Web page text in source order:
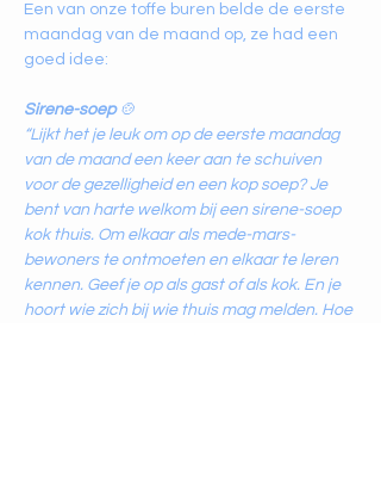
Een van onze toffe buren belde de eerste
maandag van de maand op, ze had een
goed idee:
Sirene-soep 🍲
“Lijkt het je leuk om op de eerste maandag
van de maand een keer aan te schuiven
voor de gezelligheid en een kop soep? Je
bent van harte welkom bij een sirene-soep
kok thuis. Om elkaar als mede-mars-
bewoners te ontmoeten en elkaar te leren
kennen. Geef je op als gast of als kok. En je
hoort wie zich bij wie thuis mag melden. Hoe